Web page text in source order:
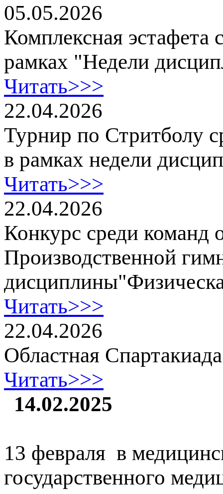
05.05.2026
Комплексная эстафета
рамках "Недели
Читать>>>
22.04.2026
Турнир по Стритболу
в рамках недели
Читать>>>
22.04.2026
Конкурс среди команд
Производственной
Читать>>>
22.04.2026
Областная
Читать>>>
14.02.2025
13 февраля в
государственного